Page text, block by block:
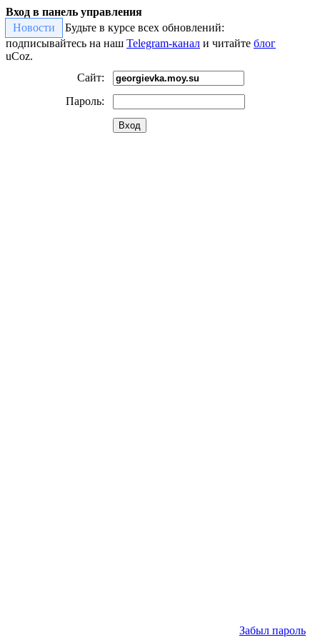
Вход в панель управления
Новости
Будьте в курсе всех обновлений:
подписывайтесь на наш Telegram-канал и читайте блог
uCoz.
Сайт:
Пароль:
Вход
Забыл пароль